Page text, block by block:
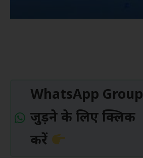
WhatsApp Group
जुड़ने के लिए क्लिक
करें